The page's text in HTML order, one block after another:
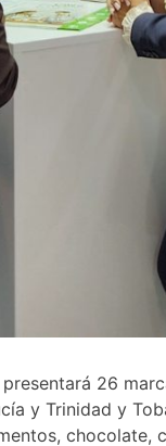
26
y Trinidad y
chocolate,